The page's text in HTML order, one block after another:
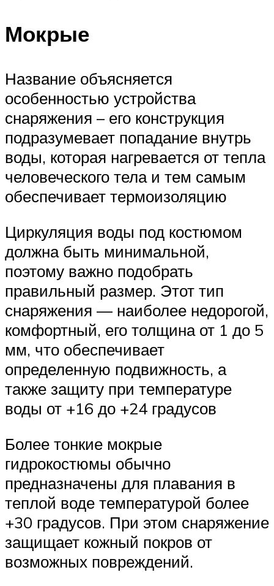
Мокрые
Название объясняется
особенностью устройства
снаряжения – его конструкция
подразумевает попадание внутрь
воды, которая нагревается от тепла
человеческого тела и тем самым
обеспечивает термоизоляцию
Циркуляция воды под костюмом
должна быть минимальной,
поэтому важно подобрать
правильный размер. Этот тип
снаряжения — наиболее недорогой,
комфортный, его толщина от 1 до 5
мм, что обеспечивает
определенную подвижность, а
также защиту при температуре
воды от +16 до +24 градусов
Более тонкие мокрые
гидрокостюмы обычно
предназначены для плавания в
теплой воде температурой более
+30 градусов. При этом снаряжение
защищает кожный покров от
возможных повреждений.